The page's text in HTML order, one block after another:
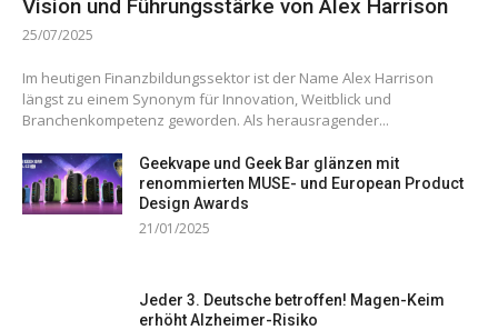
Vision und Führungsstärke von Alex Harrison
25/07/2025
Im heutigen Finanzbildungssektor ist der Name Alex Harrison
längst zu einem Synonym für Innovation, Weitblick und
Branchenkompetenz geworden. Als herausragender...
Geekvape und Geek Bar glänzen mit
renommierten MUSE- und European Product
Design Awards
21/01/2025
Jeder 3. Deutsche betroffen! Magen-Keim
erhöht Alzheimer-Risiko